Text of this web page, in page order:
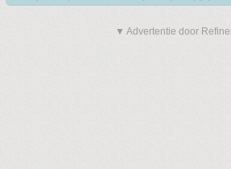
▼ Advertentie door